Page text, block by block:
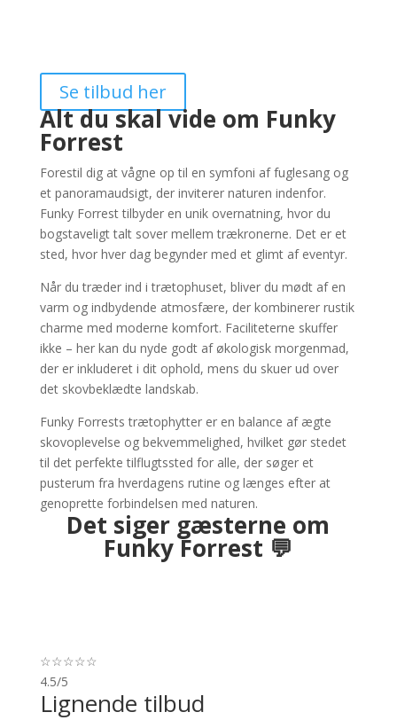
Se tilbud her
Alt du skal vide om Funky
Forrest
Forestil dig at vågne op til en symfoni af fuglesang og
et panoramaudsigt, der inviterer naturen indenfor.
Funky Forrest tilbyder en unik overnatning, hvor du
bogstaveligt talt sover mellem trækronerne. Det er et
sted, hvor hver dag begynder med et glimt af eventyr.
Når du træder ind i trætophuset, bliver du mødt af en
varm og indbydende atmosfære, der kombinerer rustik
charme med moderne komfort. Faciliteterne skuffer
ikke – her kan du nyde godt af økologisk morgenmad,
der er inkluderet i dit ophold, mens du skuer ud over
det skovbeklædte landskab.
Funky Forrests trætophytter er en balance af ægte
skovoplevelse og bekvemmelighed, hvilket gør stedet
til det perfekte tilflugtssted for alle, der søger et
pusterum fra hverdagens rutine og længes efter at
genoprette forbindelsen med naturen.
Det siger gæsterne om
Funky Forrest 💬
☆☆☆☆☆
4.5/5
Lignende tilbud